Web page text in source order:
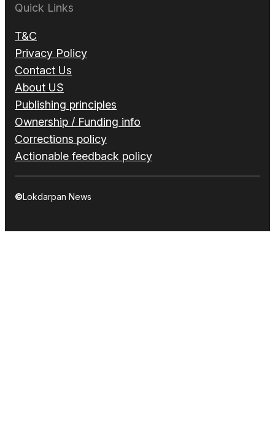
Quick Links
T&C
Privacy Policy
Contact Us
About US
Publishing principles
Ownership / Funding info
Corrections policy
Actionable feedback policy
©Lokdarpan News